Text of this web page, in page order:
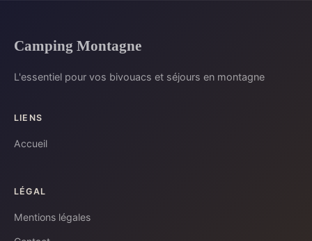
Camping Montagne
L'essentiel pour vos bivouacs et séjours en montagne
LIENS
Accueil
LÉGAL
Mentions légales